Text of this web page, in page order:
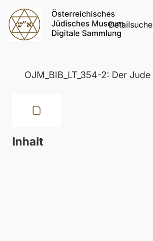
Detailsuche
OJM_BIB_LT_354-2: Der Jude
Inhalt